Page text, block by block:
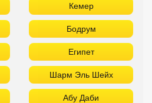
Кемер
Бодрум
Египет
Шарм Эль Шейх
Абу Даби